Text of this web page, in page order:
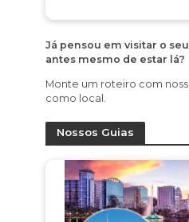
Já pensou em visitar o
antes mesmo de estar lá?
Monte um roteiro com
como local.
Nossos Guias